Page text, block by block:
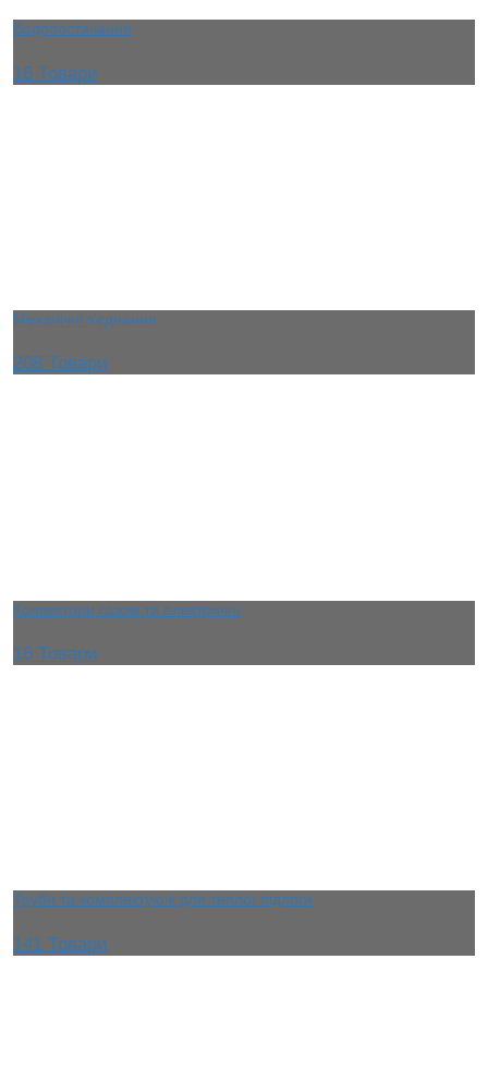
Водопостачання
16 Товари
Механічні з'єднання
208 Товари
Конвектори газові та електричні
16 Товари
Труби та комплектуючі для теплої підлоги
141 Товари